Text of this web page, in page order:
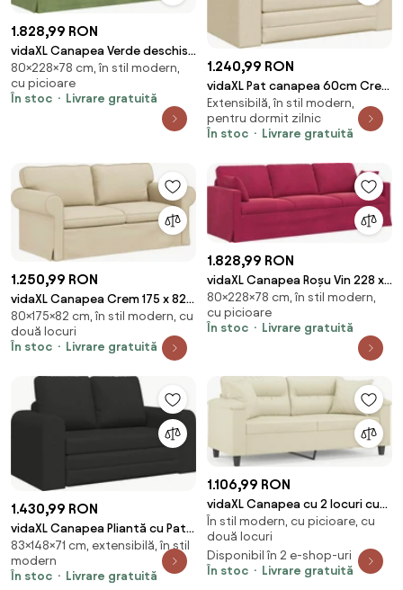
1.828,99 RON
vidaXL Canapea Verde deschis
228 x 78 x 80 cm Catifea
80×228×78 cm, în stil modern,
cu picioare
În stoc
Livrare gratuită
1.240,99 RON
vidaXL Pat canapea 60cm Crem
țesătură
Extensibilă, în stil modern,
pentru dormit zilnic
În stoc
Livrare gratuită
1.250,99 RON
vidaXL Canapea Crem 175 x 82 x
80 cm țesătură
80×175×82 cm, în stil modern, cu
două locuri
În stoc
Livrare gratuită
1.828,99 RON
vidaXL Canapea Roșu Vin 228 x
78 x 80 cm Catifea
80×228×78 cm, în stil modern,
cu picioare
În stoc
Livrare gratuită
1.430,99 RON
vidaXL Canapea Pliantă cu Pat
Negru 148 x 71 x 83 cm țesătură
83×148×71 cm, extensibilă, în stil
modern
În stoc
Livrare gratuită
1.106,99 RON
vidaXL Canapea cu 2 locuri cu
pernuțe, crem, 140 cm, piele
ecologică
În stil modern, cu picioare, cu
două locuri
Disponibil în 2 e-shop-uri
În stoc
Livrare gratuită